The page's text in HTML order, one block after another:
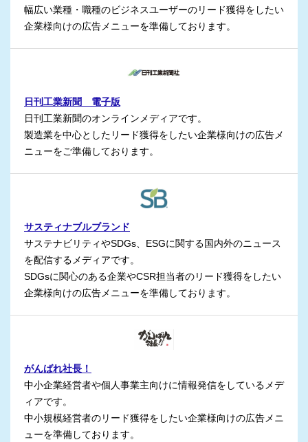
幅広い業種・職種のビジネスユーザーのリード獲得をしたい
企業様向けの広告メニューを準備しております。
日刊工業新聞 電子版
日刊工業新聞のオンラインメディアです。
製造業を中心としたリード獲得をしたい企業様向けの広告メ
ニューをご準備しております。
サスティナブルブランド
サステナビリティやSDGs、ESGに関する国内外のニュース
を配信するメディアです。
SDGsに関心のある企業やCSR担当者のリード獲得をしたい
企業様向けの広告メニューを準備しております。
がんばれ社長！
中小企業経営者や個人事業主向けに情報発信をしているメデ
ィアです。
中小規模経営者のリード獲得をしたい企業様向けの広告メニ
ューを準備しております。